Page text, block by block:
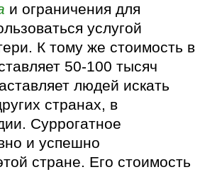
и ограничения для
услугой
К тому же стоимость в
50-100 тысяч
людей искать
странах, в
Суррогатное
и успешно
стране. Его стоимость